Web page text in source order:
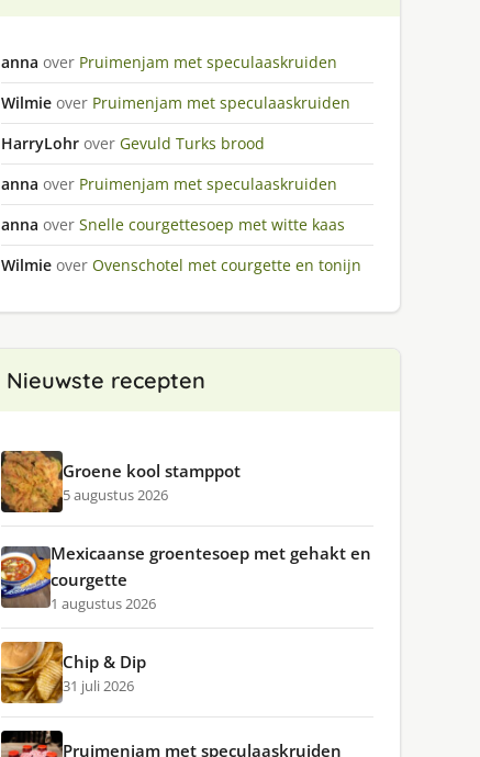
anna over Pruimenjam met speculaaskruiden
Wilmie over Pruimenjam met speculaaskruiden
HarryLohr over Gevuld Turks brood
anna over Pruimenjam met speculaaskruiden
anna over Snelle courgettesoep met witte kaas
Wilmie over Ovenschotel met courgette en tonijn
Nieuwste recepten
Groene kool stamppot
5 augustus 2026
Mexicaanse groentesoep met gehakt en
courgette
1 augustus 2026
Chip & Dip
31 juli 2026
Pruimenjam met speculaaskruiden